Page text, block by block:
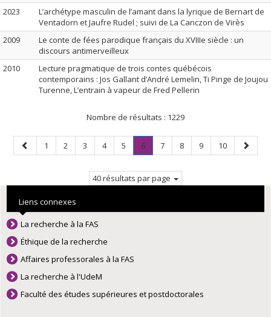
2023
L’archétype masculin de l’amant dans la lyrique de Bernart de
Ventadorn et Jaufre Rudel ; suivi de La Canczon de Virès
2009
Le conte de fées parodique français du XVIIIe siècle : un
discours antimerveilleux
2010
Lecture pragmatique de trois contes québécois
contemporains : Jos Gallant d’André Lemelin, Ti Pinge de Joujou
Turenne, L’entrain à vapeur de Fred Pellerin
Nombre de résultats : 1229
Page
précédente
Page
1 Page
2 Page
3 Page
4 Page
5 Page
6.
Page
Page
7 Page
8 Page
9 Page
10
Page
40 résultats par page
Liens connexes
La recherche à la FAS
Éthique de la recherche
Affaires professorales à la FAS
La recherche à l'UdeM
Faculté des études supérieures et postdoctorales